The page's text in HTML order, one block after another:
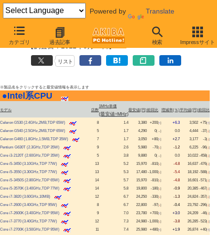
Powered by Translate
カテゴリ 過去記事 検索 Impressサイト
CPU最安値情報・プラットフォーム別単価順(Intel系)
【調査日：2012年5月23日】
リスト
※製品名をクリックすると最安値情報を表示します
●Intel系CPU
モデル 店数
1MHz単価
(最安値÷MHz)
最安値(円)前回比 増減率(％)平均値(円)前回比
Celeron G530 (2.4GHz,2MB,TDP 65W) 8 1.4 3,380 +200[↑ ] +6.3 3,502 +75[↑ ]
Celeron G540 (2.5GHz,2MB,TDP 65W) 5 1.7 4,290 0[→] 0.0 4,444 -37[↓ ]
Celeron G460 (1.8GHz,1.5MB,TDP 35W) 7 1.7 3,050 +80[↑ ] +2.7 3,177 -3[↓ ]
Pentium G630T (2.3GHz,TDP 35W) 9 2.6 5,980 -70[↓ ] -1.2 6,225 -96[↓ ]
Core i3-2120T (2.60GHz,TDP 35W) 5 3.8 9,880 0[→] 0.0 10,022 -458[↓ ]
Core i5-3450 (3.10GHz,TDP 77W) 13 5.2 15,970 -810[↓ ] -4.8 16,637 -476[↓ ]
Core i5-3550 (3.30GHz,TDP 77W) 13 5.3 17,480 -1,000[↓ ] -5.4 18,192 -588[↓ ]
Core i5-3450S (2.80GHz,TDP 65W) 14 5.7 15,970 -810[↓ ] -4.8 16,601 -571[↓ ]
Core i5-3570K (3.40GHz,TDP 77W) 14 5.8 19,800 -180[↓ ] -0.9 20,385 -467[↓ ]
Core i7-3820 (3.60GHz,10MB) 12 6.7 24,250 -330[↓ ] -1.3 24,824 -357[↓ ]
Core i7-2600 (3.40GHz,TDP 95W) 8 6.7 22,800 -97[↓ ] -0.4 23,792 -296[↓ ]
Core i7-2600K (3.40GHz,TDP 95W) 9 7.0 23,780 +700[↑ ] +3.0 24,209 -46[↓ ]
Core i7-3770 (3.40GHz,TDP 77W) 12 7.3 24,980 -1,000[↓ ] -3.8 26,285 -523[↓ ]
Core i7-2700K (3.50GHz,TDP 95W) 11 7.4 25,980 +480[↑ ] +1.9 26,874 +40[↑ ]